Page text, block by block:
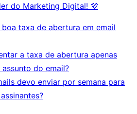
do Marketing Digital! 💜
boa taxa de abertura em email
a taxa de abertura apenas
do email?
devo enviar por semana para